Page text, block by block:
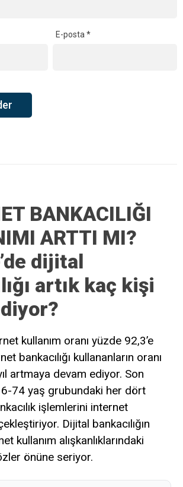
E-posta*
BANKACILIĞI
ARTTI MI?
dijital
artık kaç kişi
kullanım oranı yüzde 92,3’e
bankacılığı kullananların oranı
artmaya devam ediyor. Son
74 yaş grubundaki her dört
işlemlerini internet
Dijital bankacılığın
kullanım alışkanlıklarındaki
önüne seriyor.